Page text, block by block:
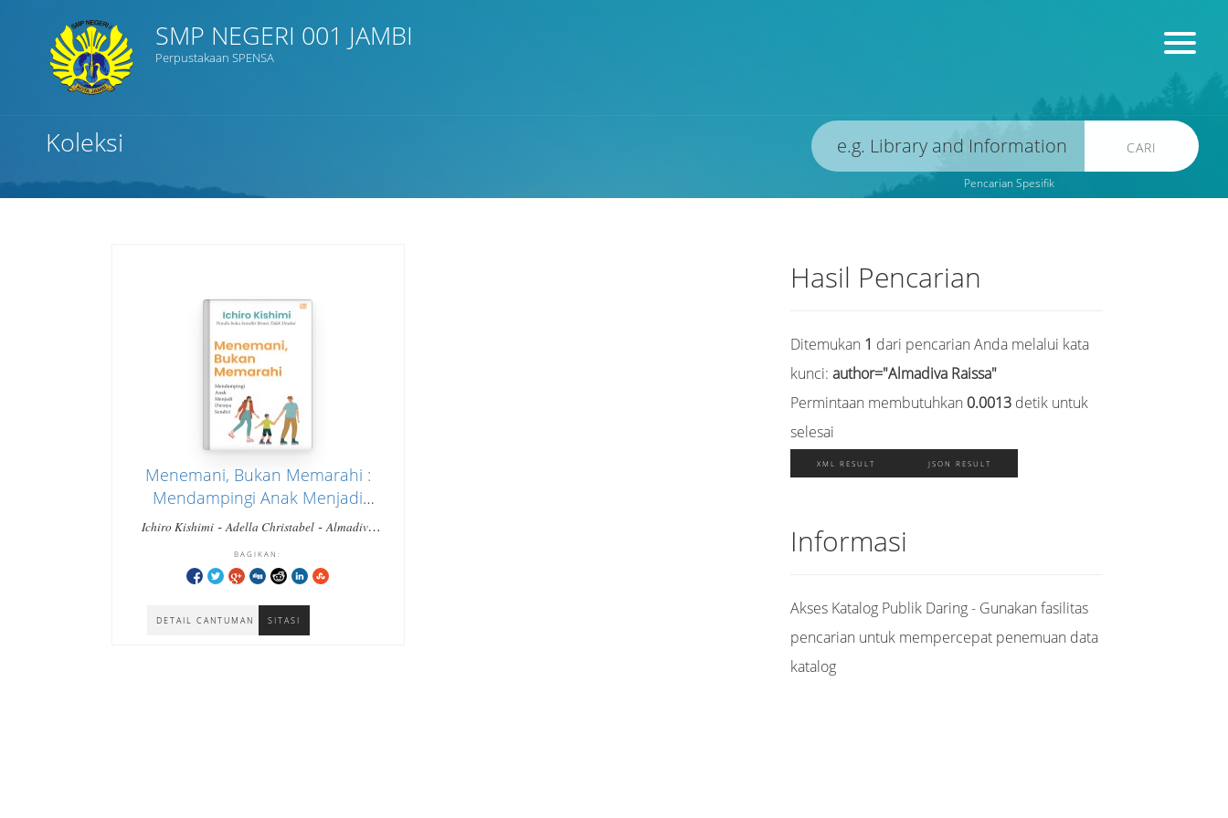
SMP NEGERI 001 JAMBI
Perpustakaan SPENSA
Koleksi CARI
Pencarian Spesifik
Menemani, Bukan Memarahi :
Mendampingi Anak Menjadi
Dirinya Sendiri
Ichiro Kishimi- Adella Christabel- Almadiva
DETAIL CANTUMAN SITASI
BAGIKAN:
Hasil Pencarian
Ditemukan 1 dari pencarian Anda melalui kata
kunci:author="Almadiva Raissa"
Permintaan membutuhkan 0.0013 detik untuk
selesai
XML RESULT JSON RESULT
Informasi
Akses Katalog Publik Daring - Gunakan fasilitas
pencarian untuk mempercepat penemuan data
katalog